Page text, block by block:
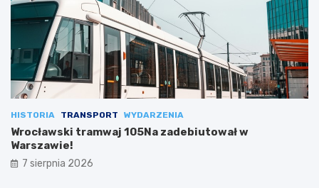
HISTORIA TRANSPORT WYDARZENIA
Wrocławski tramwaj 105Na zadebiutował w
Warszawie!
7 sierpnia 2026